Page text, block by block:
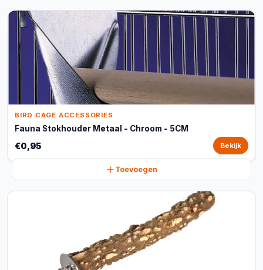
BIRD CAGE ACCESSORIES
Fauna Stokhouder Metaal - Chroom - 5CM
€0,95 Bekijk
Toevoegen